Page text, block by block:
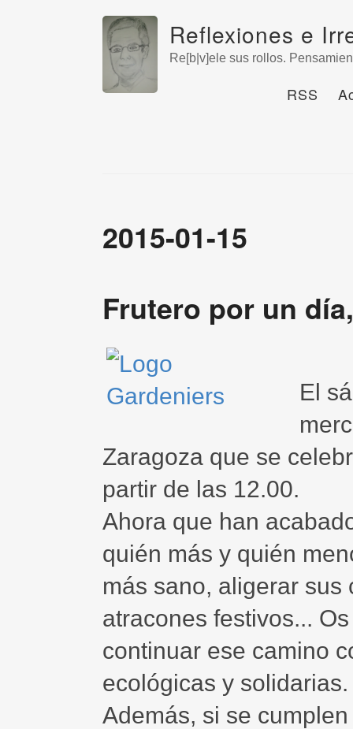
Reflexiones e
Re[b|v]ele sus rollos.
RSS
2015-01-15
Frutero por un
El
Zaragoza que se
partir de las 12.00.
Ahora que han
quién más y quién
más sano, aligerar
atracones festivos...
continuar ese camino
ecológicas y solidarias.
Además, si se